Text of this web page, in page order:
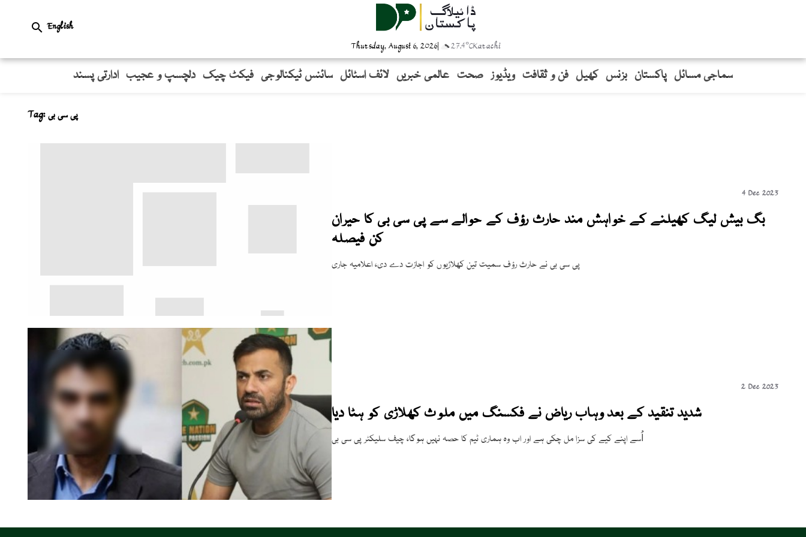
27.4°CKarachi
|
Thursday, August 6, 2026
English

سماجی مسائل پاکستان بزنس کھیل فن و ثقافت ویڈیوز صحت عالمی خبریں لائف اسٹائل سائنس ٹیکنالوجی فیکٹ چیک دلچسپ و عجیب ادارتی پسند
Tag:پی سی بی
4 Dec 2023
بگ بیش لیگ کھیلنے کے خواہش مند حارث رؤف کے حوالے سے پی سی بی کا حیران
کن فیصلہ
پی سی بی نے حارث رؤف سمیت تین کھلاڑیوں کو اجازت دے دی، اعلامیہ جاری
2 Dec 2023
شدید تنقید کے بعد وہاب ریاض نے فکسنگ میں ملوث کھلاڑی کو ہٹا دیا
اُسے اپنے کیے کی سزا مل چکی ہے اور اب وہ ہماری ٹیم کا حصہ نہیں ہوگا، چیف سلیکٹر پی سی بی